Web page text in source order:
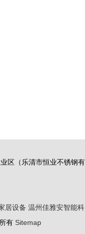
区（乐清市恒业不锈钢有
居设备 温州佳雅安智能科
有 Sitemap